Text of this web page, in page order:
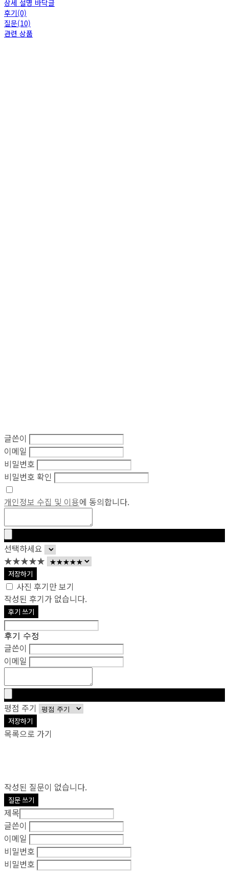
상세 설명 바닥글
후기(0)
질문(10)
관련 상품
글쓴이
이메일
비밀번호
비밀번호 확인
개인정보 수집 및 이용에 동의합니다.
선택하세요
★★★★★
저장하기
사진 후기만 보기
작성된 후기가 없습니다.
후기 쓰기
후기 수정
글쓴이
이메일
평점 주기
저장하기
목록으로 가기
작성된 질문이 없습니다.
질문 쓰기
제목
글쓴이
이메일
비밀번호
비밀번호